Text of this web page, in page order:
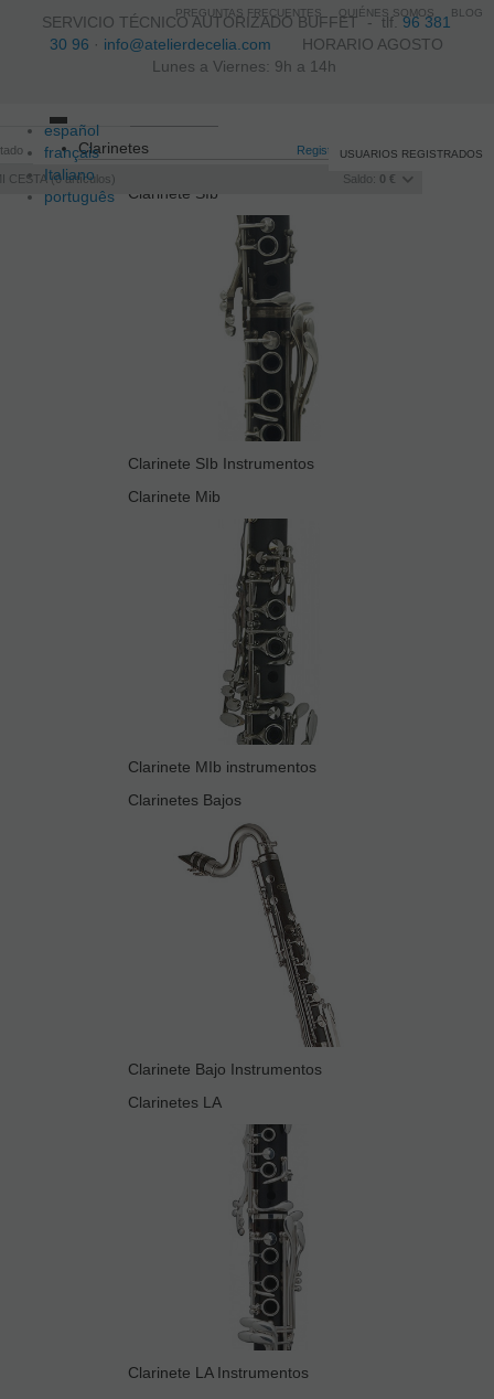
SERVICIO TÉCNICO AUTORIZADO BUFFET -tlf.96 381
30 96 · info@atelierdecelia.com HORARIO AGOSTO
Lunes a Viernes: 9h a 14h
español
français
Italiano
português
Registro /Iniciar sesión
CESTA 0artículos Saldo: 0 €
USUARIOS REGISTRADOS
Toggle
navigation
Clarinetes
Clarinete SIb
Clarinete SIb Instrumentos
Clarinete Mib
Clarinete MIb instrumentos
Clarinetes Bajos
Clarinete Bajo Instrumentos
Clarinetes LA
Clarinete LA Instrumentos
PREGUNTAS FRECUENTES QUIÉNES SOMOS BLOG